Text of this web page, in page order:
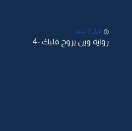
قبل 2 سنة
رواية وين يروح قلبك -4